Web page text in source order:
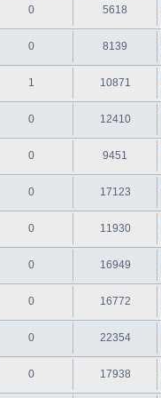
0 5618
0 8139
1 10871
0 12410
0 9451
0 17123
0 11930
0 16949
0 16772
0 22354
0 17938